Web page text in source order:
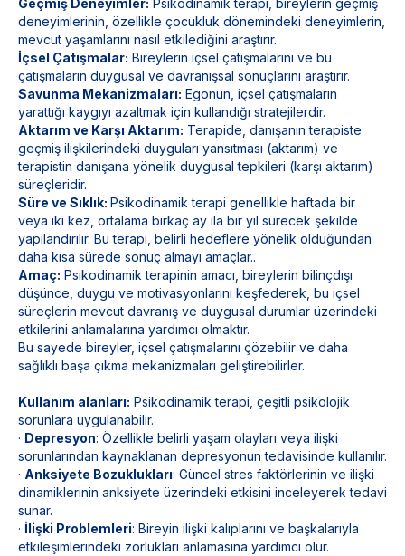
Geçmiş Deneyimler: Psikodinamik terapi, bireylerin geçmiş
deneyimlerinin, özellikle çocukluk dönemindeki deneyimlerin,
mevcut yaşamlarını nasıl etkilediğini araştırır.
İçsel Çatışmalar: Bireylerin içsel çatışmalarını ve bu
çatışmaların duygusal ve davranışsal sonuçlarını araştırır.
Savunma Mekanizmaları: Egonun, içsel çatışmaların
yarattığı kaygıyı azaltmak için kullandığı stratejilerdir.
Aktarım ve Karşı Aktarım: Terapide, danışanın terapiste
geçmiş ilişkilerindeki duyguları yansıtması (aktarım) ve
terapistin danışana yönelik duygusal tepkileri (karşı aktarım)
süreçleridir.
Süre ve Sıklık: Psikodinamik terapi genellikle haftada bir
veya iki kez, ortalama birkaç ay ila bir yıl sürecek şekilde
yapılandırılır. Bu terapi, belirli hedeflere yönelik olduğundan
daha kısa sürede sonuç almayı amaçlar..
Amaç: Psikodinamik terapinin amacı, bireylerin bilinçdışı
düşünce, duygu ve motivasyonlarını keşfederek, bu içsel
süreçlerin mevcut davranış ve duygusal durumlar üzerindeki
etkilerini anlamalarına yardımcı olmaktır.
Bu sayede bireyler, içsel çatışmalarını çözebilir ve daha
sağlıklı başa çıkma mekanizmaları geliştirebilirler.
Kullanım alanları: Psikodinamik terapi, çeşitli psikolojik
sorunlara uygulanabilir.
· Depresyon: Özellikle belirli yaşam olayları veya ilişki
sorunlarından kaynaklanan depresyonun tedavisinde kullanılır.
· Anksiyete Bozuklukları: Güncel stres faktörlerinin ve ilişki
dinamiklerinin anksiyete üzerindeki etkisini inceleyerek tedavi
sunar.
· İlişki Problemleri: Bireyin ilişki kalıplarını ve başkalarıyla
etkileşimlerindeki zorlukları anlamasına yardımcı olur.